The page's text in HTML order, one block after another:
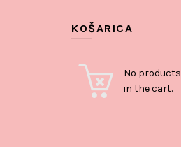
KOŠARICA
No products
in the cart.